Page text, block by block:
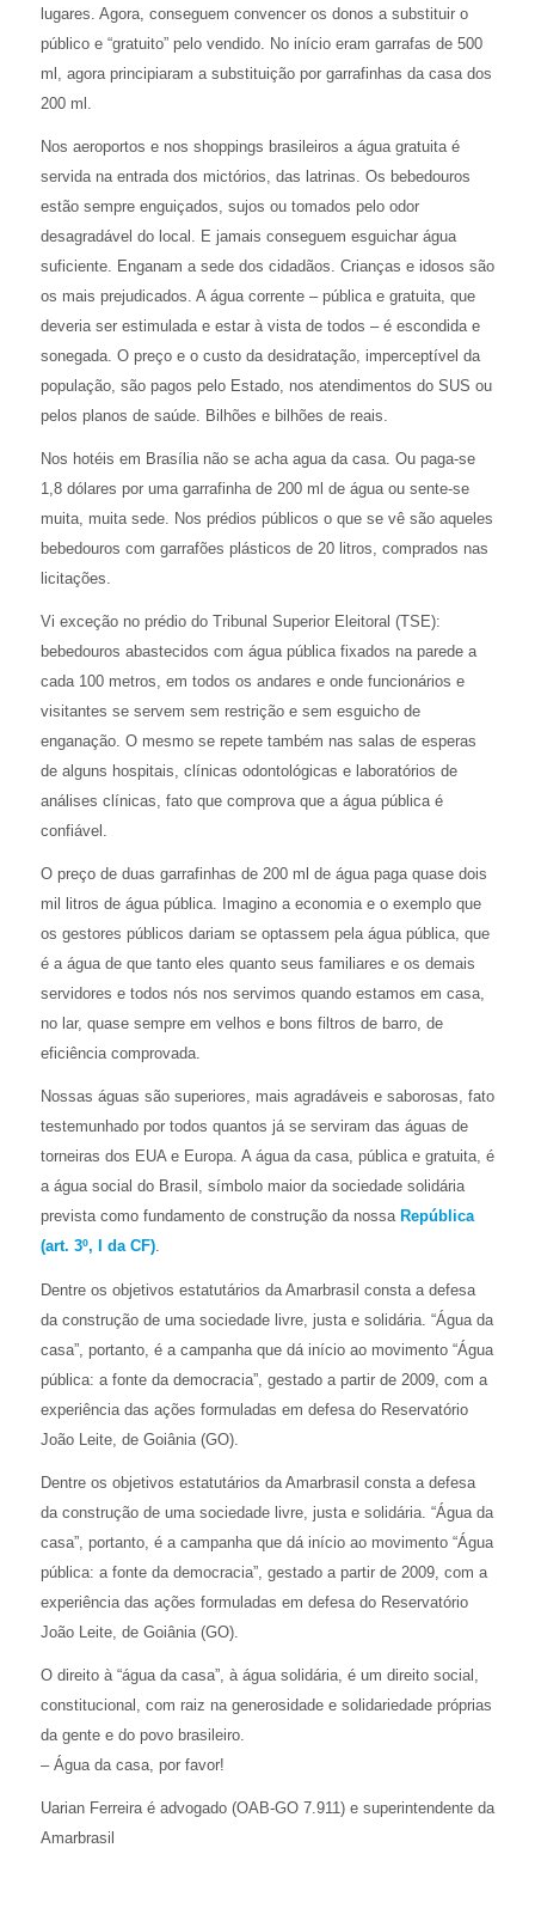
lugares. Agora, conseguem convencer os donos a substituir o
público e “gratuito” pelo vendido. No início eram garrafas de 500
ml, agora principiaram a substituição por garrafinhas da casa dos
200 ml.
Nos aeroportos e nos shoppings brasileiros a água gratuita é
servida na entrada dos mictórios, das latrinas. Os bebedouros
estão sempre enguiçados, sujos ou tomados pelo odor
desagradável do local. E jamais conseguem esguichar água
suficiente. Enganam a sede dos cidadãos. Crianças e idosos são
os mais prejudicados. A água corrente – pública e gratuita, que
deveria ser estimulada e estar à vista de todos – é escondida e
sonegada. O preço e o custo da desidratação, imperceptível da
população, são pagos pelo Estado, nos atendimentos do SUS ou
pelos planos de saúde. Bilhões e bilhões de reais.
Nos hotéis em Brasília não se acha agua da casa. Ou paga-se
1,8 dólares por uma garrafinha de 200 ml de água ou sente-se
muita, muita sede. Nos prédios públicos o que se vê são aqueles
bebedouros com garrafões plásticos de 20 litros, comprados nas
licitações.
Vi exceção no prédio do Tribunal Superior Eleitoral (TSE):
bebedouros abastecidos com água pública fixados na parede a
cada 100 metros, em todos os andares e onde funcionários e
visitantes se servem sem restrição e sem esguicho de
enganação. O mesmo se repete também nas salas de esperas
de alguns hospitais, clínicas odontológicas e laboratórios de
análises clínicas, fato que comprova que a água pública é
confiável.
O preço de duas garrafinhas de 200 ml de água paga quase dois
mil litros de água pública. Imagino a economia e o exemplo que
os gestores públicos dariam se optassem pela água pública, que
é a água de que tanto eles quanto seus familiares e os demais
servidores e todos nós nos servimos quando estamos em casa,
no lar, quase sempre em velhos e bons filtros de barro, de
eficiência comprovada.
Nossas águas são superiores, mais agradáveis e saborosas, fato
testemunhado por todos quantos já se serviram das águas de
torneiras dos EUA e Europa. A água da casa, pública e gratuita, é
a água social do Brasil, símbolo maior da sociedade solidária
prevista como fundamento de construção da nossa República
(art. 3º, I da CF).
Dentre os objetivos estatutários da Amarbrasil consta a defesa
da construção de uma sociedade livre, justa e solidária. “Água da
casa”, portanto, é a campanha que dá início ao movimento “Água
pública: a fonte da democracia”, gestado a partir de 2009, com a
experiência das ações formuladas em defesa do Reservatório
João Leite, de Goiânia (GO).
Dentre os objetivos estatutários da Amarbrasil consta a defesa
da construção de uma sociedade livre, justa e solidária. “Água da
casa”, portanto, é a campanha que dá início ao movimento “Água
pública: a fonte da democracia”, gestado a partir de 2009, com a
experiência das ações formuladas em defesa do Reservatório
João Leite, de Goiânia (GO).
O direito à “água da casa”, à água solidária, é um direito social,
constitucional, com raiz na generosidade e solidariedade próprias
da gente e do povo brasileiro.
– Água da casa, por favor!
Uarian Ferreira é advogado (OAB-GO 7.911) e superintendente da
Amarbrasil